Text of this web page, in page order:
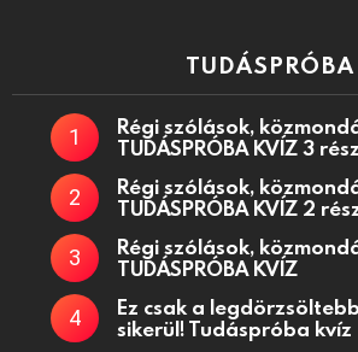
TUDÁSPRÓBA
Régi szólások,
TUDÁSPRÓBA KVÍZ 3 rész
Régi szólások,
TUDÁSPRÓBA KVÍZ 2
Régi szólások,
TUDÁSPRÓBA KVÍZ
Ez csak a
sikerül! Tudáspróba kvíz